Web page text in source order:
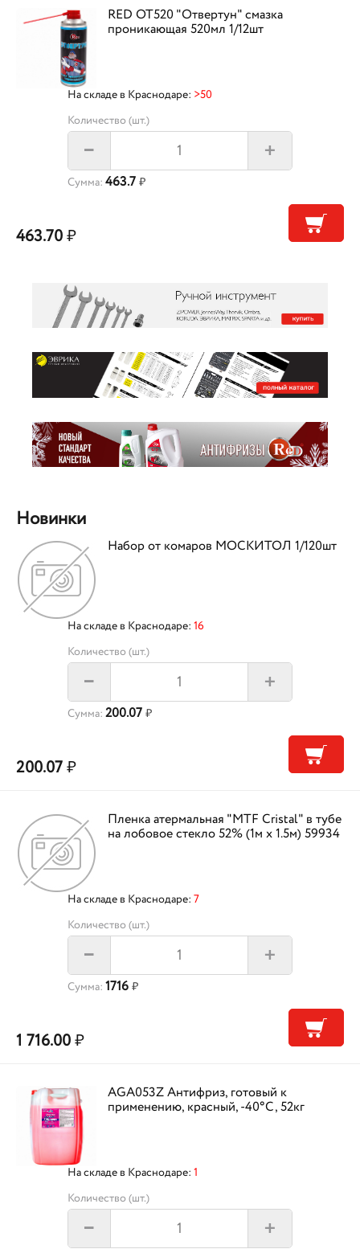
RED OT520 "Отвертун" смазка
проникающая 520мл 1/12шт
На складе в Краснодаре: >50
Количество (шт.)
– +
Сумма: 463.7 ₽
463.70₽
Новинки
Набор от комаров МОСКИТОЛ 1/120шт
На складе в Краснодаре: 16
Количество (шт.)
– +
Сумма: 200.07 ₽
200.07₽
Пленка атермальная "MTF Cristal" в тубе
на лобовое стекло 52% (1м х 1.5м) 59934
На складе в Краснодаре: 7
Количество (шт.)
– +
Сумма: 1716 ₽
1 716.00₽
AGA053Z Антифриз, готовый к
применению, красный, -40°С, 52кг
На складе в Краснодаре: 1
Количество (шт.)
– +